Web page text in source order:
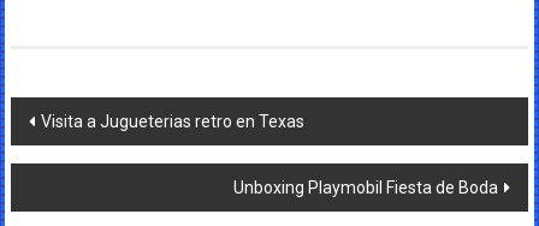
Navegación
de
entradas
Visita a Jugueterias retro en Texas
Unboxing Playmobil Fiesta de Boda